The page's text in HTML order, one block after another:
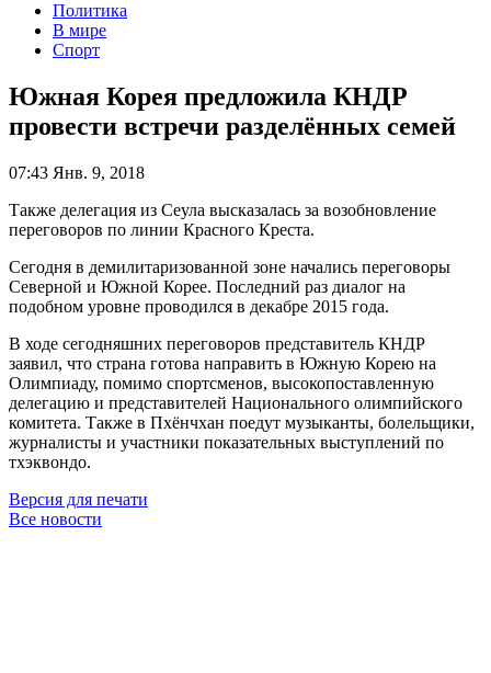
Политика
В мире
Спорт
Южная Корея предложила КНДР
провести встречи разделённых семей
07:43 Янв. 9, 2018
Также делегация из Сеула высказалась за возобновление
переговоров по линии Красного Креста.
Сегодня в демилитаризованной зоне начались переговоры
Северной и Южной Корее. Последний раз диалог на
подобном уровне проводился в декабре 2015 года.
В ходе сегодняшних переговоров представитель КНДР
заявил, что страна готова направить в Южную Корею на
Олимпиаду, помимо спортсменов, высокопоставленную
делегацию и представителей Национального олимпийского
комитета. Также в Пхёнчхан поедут музыканты, болельщики,
журналисты и участники показательных выступлений по
тхэквондо.
Версия для печати
Все новости